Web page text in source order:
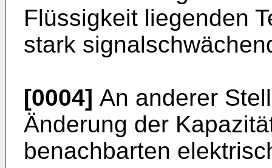
Flüssigkeit liegenden
stark
[0004] An anderer
Änderung der
benachbarten